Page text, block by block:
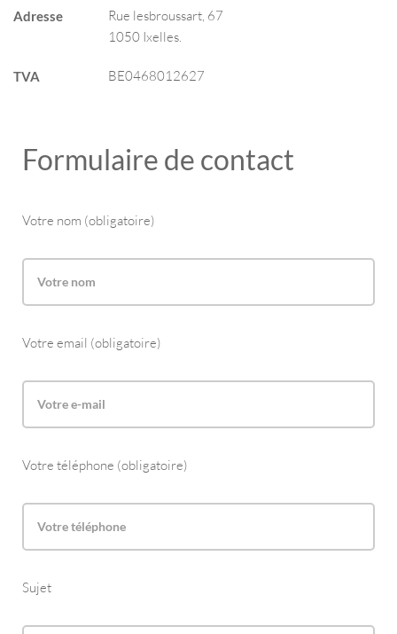
Adresse
Rue lesbroussart, 67
1050 Ixelles.
TVA BE0468012627
Formulaire de contact
Votre nom (obligatoire)
Votre email (obligatoire)
Votre téléphone (obligatoire)
Sujet